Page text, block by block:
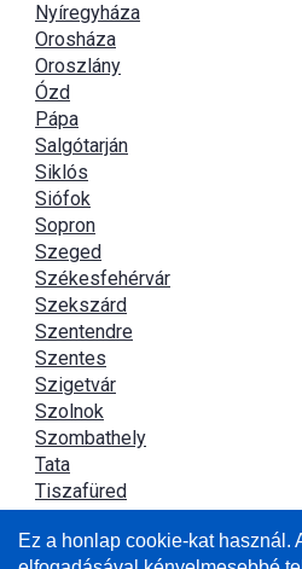
Nyíregyháza
Orosháza
Oroszlány
Ózd
Pápa
Salgótarján
Siklós
Siófok
Sopron
Szeged
Székesfehérvár
Szekszárd
Szentendre
Szentes
Szigetvár
Szolnok
Szombathely
Tata
Tiszafüred
Újszász
Ez a honlap cookie-kat használ.